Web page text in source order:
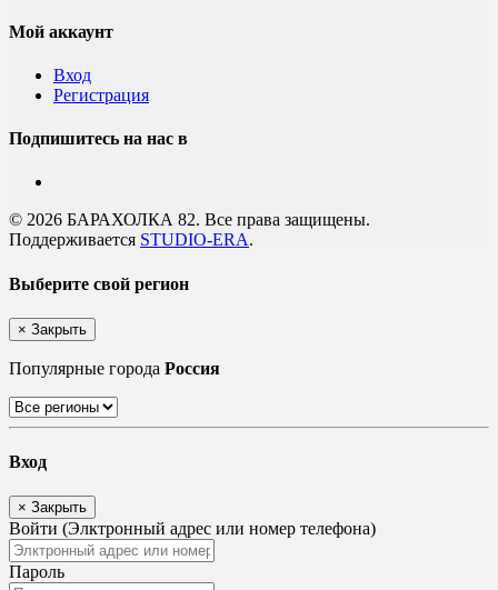
Мой аккаунт
Вход
Регистрация
Подпишитесь на нас в
© 2026 БАРАХОЛКА 82. Все права защищены.
Поддерживается STUDIO-ERA.
Выберите свой регион
× Закрыть
Популярные города Россия
Вход
× Закрыть
Войти (Элктронный адрес или номер телефона)
Пароль